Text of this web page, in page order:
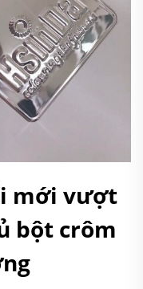
mới vượt
bột crôm